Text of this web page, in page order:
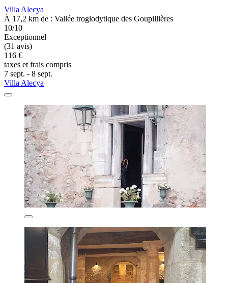
Villa Alecya
À 17,2 km de : Vallée troglodytique des Goupillières
10/10
Exceptionnel
(31 avis)
116 €
taxes et frais compris
7 sept. - 8 sept.
Villa Alecya